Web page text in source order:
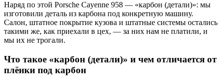
Наряд по этой Porsche Cayenne 958 — «карбон (детали)»: мы
изготовили деталь из карбона под конкретную машину.
Салон, штатное покрытие кузова и штатные системы остались
такими же, как приехали в цех, — за них нам не платили, и
мы их не трогали.
Что такое «карбон (детали)» и чем отличается от
плёнки под карбон